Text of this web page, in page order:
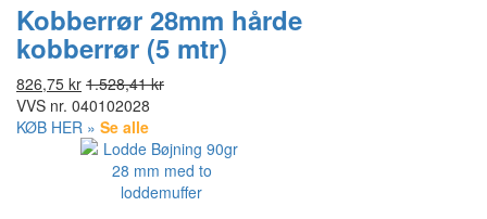
Kobberrør 28mm hårde
kobberrør (5 mtr)
826,75 kr 1.528,41 kr
VVS nr. 040102028
KØB HER » Se alle